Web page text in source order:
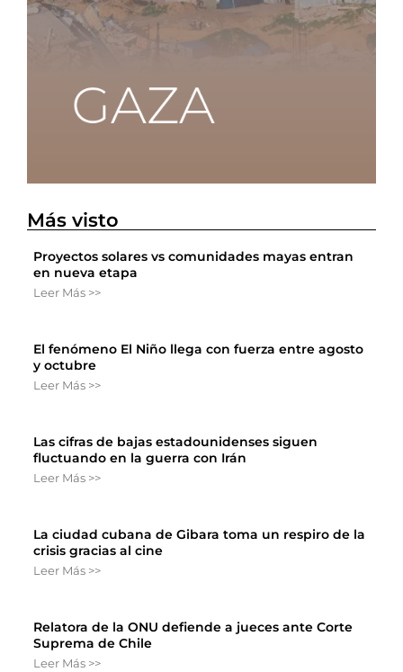
Más visto
Proyectos solares vs comunidades mayas entran
en nueva etapa
Leer Más >>
El fenómeno El Niño llega con fuerza entre agosto
y octubre
Leer Más >>
Las cifras de bajas estadounidenses siguen
fluctuando en la guerra con Irán
Leer Más >>
La ciudad cubana de Gibara toma un respiro de la
crisis gracias al cine
Leer Más >>
Relatora de la ONU defiende a jueces ante Corte
Suprema de Chile
Leer Más >>